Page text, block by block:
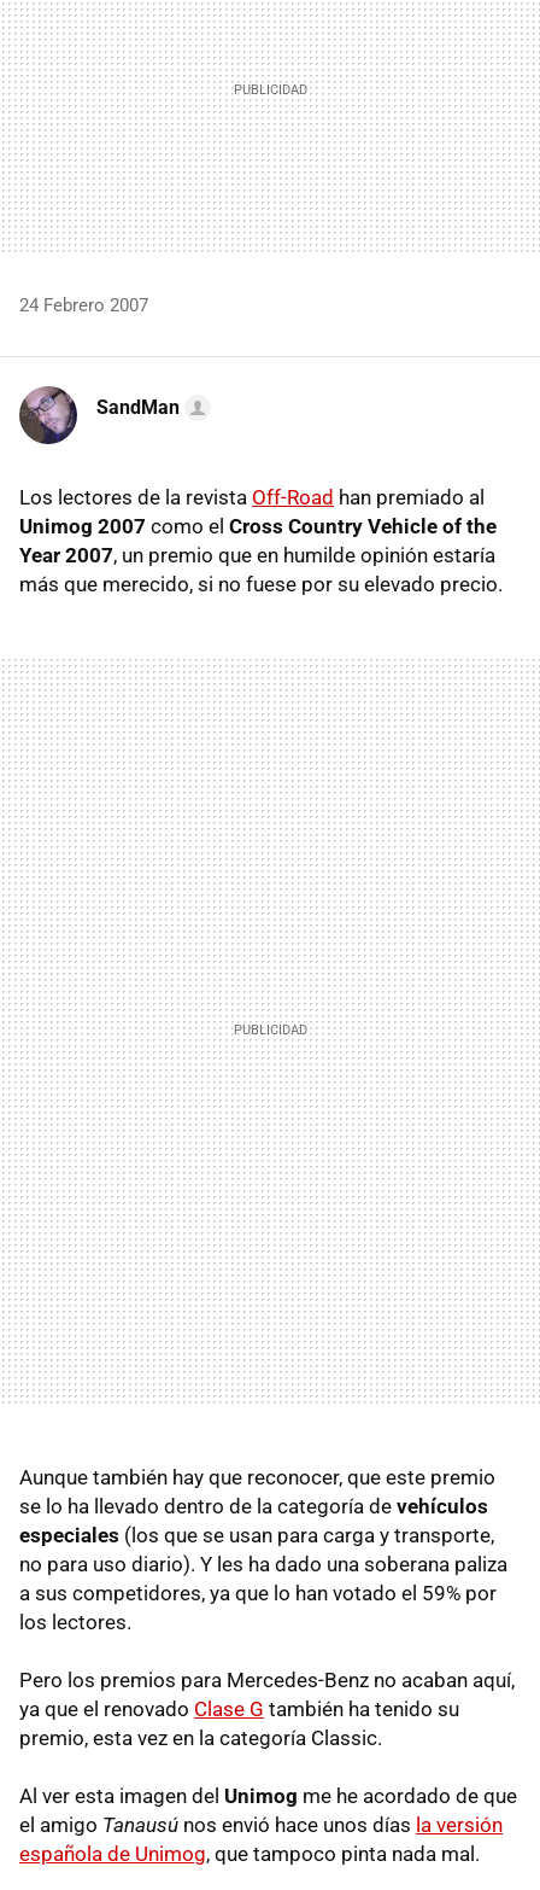
24 Febrero 2007
SandMan
Los lectores de la revista Off-Road han premiado al
Unimog 2007 como el Cross Country Vehicle of the
Year 2007, un premio que en humilde opinión estaría
más que merecido, si no fuese por su elevado precio.
Aunque también hay que reconocer, que este premio
se lo ha llevado dentro de la categoría de vehículos
especiales (los que se usan para carga y transporte,
no para uso diario). Y les ha dado una soberana paliza
a sus competidores, ya que lo han votado el 59% por
los lectores.
Pero los premios para Mercedes-Benz no acaban aquí,
ya que el renovado Clase G también ha tenido su
premio, esta vez en la categoría Classic.
Al ver esta imagen del Unimog me he acordado de que
el amigo Tanausú nos envió hace unos días la versión
española de Unimog, que tampoco pinta nada mal.